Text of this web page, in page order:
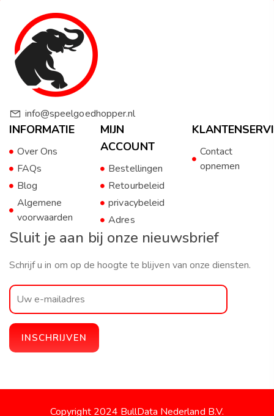
info@speelgoedhopper.nl
INFORMATIE
Over Ons
FAQs
Blog
Algemene
voorwaarden
MIJN
ACCOUNT
Bestellingen
Retourbeleid
privacybeleid
Adres
Contact
opnemen
Sluit je aan bij onze nieuwsbrief
Schrijf u in om op de hoogte te blijven van onze diensten.
Copyright 2024 BullData Nederland B.V.